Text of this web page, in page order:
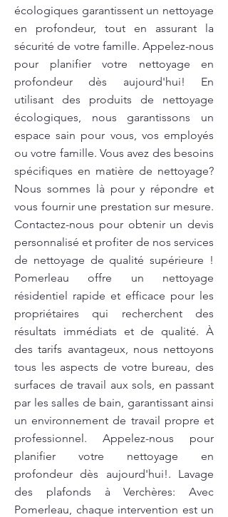
écologiques garantissent un nettoyage
en profondeur, tout en assurant la
sécurité de votre famille. Appelez-nous
pour planifier votre nettoyage en
profondeur dès aujourd'hui! En
utilisant des produits de nettoyage
écologiques, nous garantissons un
espace sain pour vous, vos employés
ou votre famille. Vous avez des besoins
spécifiques en matière de nettoyage?
Nous sommes là pour y répondre et
vous fournir une prestation sur mesure.
Contactez-nous pour obtenir un devis
personnalisé et profiter de nos services
de nettoyage de qualité supérieure !
Pomerleau offre un nettoyage
résidentiel rapide et efficace pour les
propriétaires qui recherchent des
résultats immédiats et de qualité. À
des tarifs avantageux, nous nettoyons
tous les aspects de votre bureau, des
surfaces de travail aux sols, en passant
par les salles de bain, garantissant ainsi
un environnement de travail propre et
professionnel. Appelez-nous pour
planifier votre nettoyage en
profondeur dès aujourd'hui!. Lavage
des plafonds à Verchères: Avec
Pomerleau, chaque intervention est un